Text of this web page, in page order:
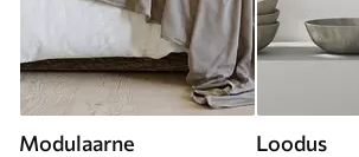
Modulaarne Loodus